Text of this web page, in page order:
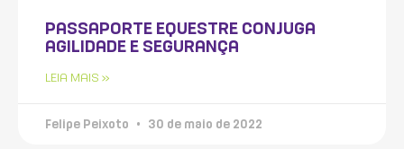
PASSAPORTE EQUESTRE CONJUGA
AGILIDADE E SEGURANÇA
LEIA MAIS »
Felipe Peixoto 30 de maio de 2022